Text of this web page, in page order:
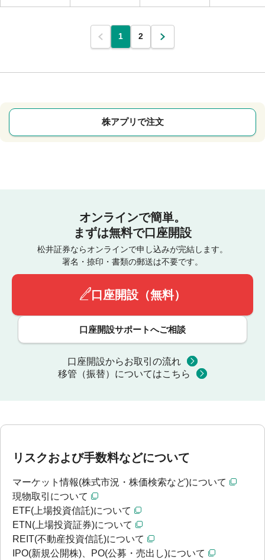
1 2
株アプリで注文
オンラインで簡単。
まずは無料で口座開設
松井証券ならオンラインで申し込みが完結します。
署名・捺印・書類の郵送は不要です。
口座開設（無料）
口座開設サポートへご相談
口座開設からお取引の流れ
移管（振替）についてはこちら
リスクおよび手数料などについて
マーケット情報(株式市況・株価検索など)について
現物取引について
ETF(上場投資信託)について
ETN(上場投資証券)について
REIT(不動産投資信託)について
IPO(新規公開株)、PO(公募・売出し)について